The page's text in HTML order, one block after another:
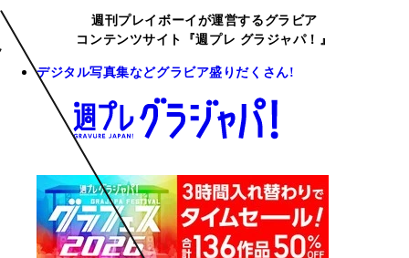
週刊プレイボーイが運営するグラビア
コンテンツサイト『週プレ グラジャパ！』
デジタル写真集などグラビア盛りだくさん!